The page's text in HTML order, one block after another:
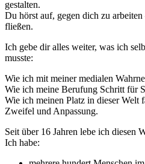
gestalten.
Du hörst auf, gegen dich zu
fließen.
Ich gebe dir alles weiter, was ich
musste:
Wie ich mit meiner medialen
Wie ich meine Berufung Schritt für
Wie ich meinen Platz in dieser Welt
Zweifel und Anpassung.
Seit über 16 Jahren lebe ich diesen
Ich habe: